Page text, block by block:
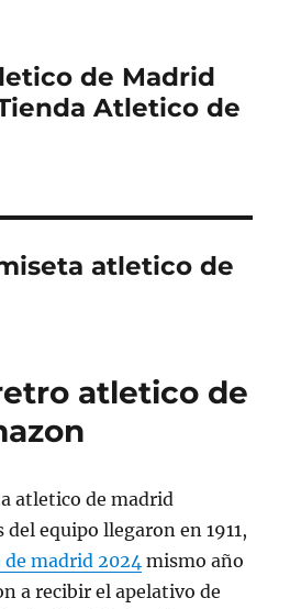
de Madrid
Atletico de
atletico de
atletico de
del equipo llegaron en 1911,
madrid 2024 mismo año
a recibir el apelativo de